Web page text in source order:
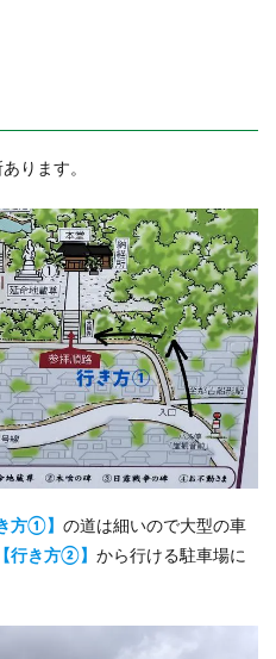
ります。
方①】 の道は細いので大型の車
【行き方②】 から行ける駐車場に